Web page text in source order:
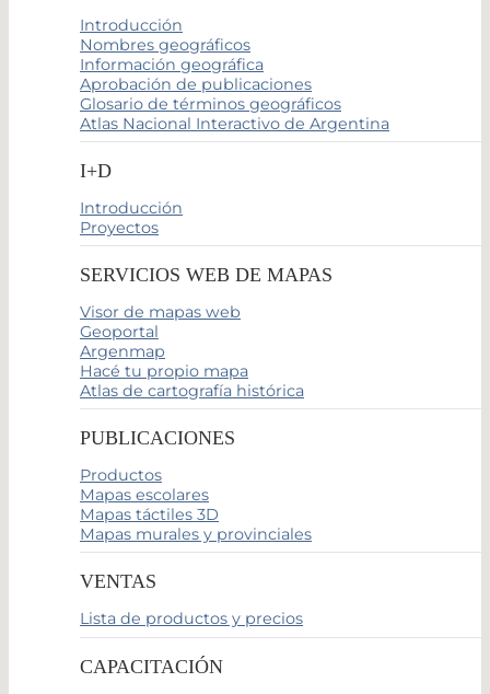
Introducción
Nombres geográficos
Información geográfica
Aprobación de publicaciones
Glosario de términos geográficos
Atlas Nacional Interactivo de Argentina
I+D
Introducción
Proyectos
SERVICIOS WEB DE MAPAS
Visor de mapas web
Geoportal
Argenmap
Hacé tu propio mapa
Atlas de cartografía histórica
PUBLICACIONES
Productos
Mapas escolares
Mapas táctiles 3D
Mapas murales y provinciales
VENTAS
Lista de productos y precios
CAPACITACIÓN